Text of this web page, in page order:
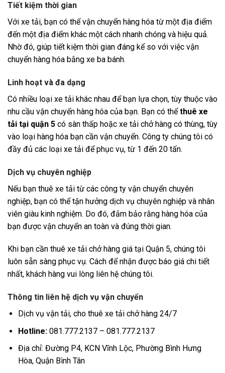
Tiết kiệm thời gian
Với xe tải, bạn có thể vận chuyển hàng hóa từ một địa điểm
đến một địa điểm khác một cách nhanh chóng và hiệu quả.
Nhờ đó, giúp tiết kiệm thời gian đáng kể so với việc vận
chuyển hàng hóa bằng xe ba bánh.
Linh hoạt và đa dạng
Có nhiều loại xe tải khác nhau để bạn lựa chọn, tùy thuộc vào
nhu cầu vận chuyển hàng hóa của bạn. Bạn có thểthuê xe
tải tại quận 5 có sàn thấp hoặc xe tải chở hàng có thùng, tùy
vào loại hàng hóa bạn cần vận chuyển. Công ty chúng tôi có
đầy đủ các loại xe tải để phục vụ, từ 1 đến 20 tấn.
Dịch vụ chuyên nghiệp
Nếu bạn thuê xe tải từ các công ty vận chuyển chuyên
nghiệp, bạn có thể tận hưởng dịch vụ chuyên nghiệp và nhân
viên giàu kinh nghiệm. Do đó, đảm bảo rằng hàng hóa của
bạn được vận chuyển an toàn và đúng thời gian.
Khi bạn cần thuê xe tải chở hàng giá tại Quận 5, chúng tôi
luôn sẵn sàng phục vụ. Cách để nhận được báo giá chi tiết
nhất, khách hàng vui lòng liên hệ chúng tôi.
Thông tin liên hệ dịch vụ vận chuyển
Dịch vụ vận tải, cho thuê xe tải chở hàng 24/7
Hotline:081.777.2137 – 081.777.2137
Địa chỉ: Đường P4, KCN Vĩnh Lộc, Phường Bình Hưng
Hòa, Quận Bình Tân